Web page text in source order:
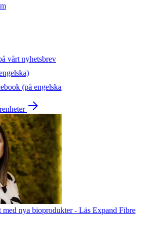
vårt nyhetsbrev
(på engelska
med nya bioprodukter - Läs Expand Fibre